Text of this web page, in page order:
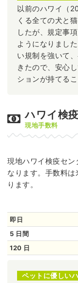
以前のハワイ（
くる全ての犬と
したが、規定事
ようになりまし
い規制を強いて
きたので、安心
ションが持てるこ
ハワイ検
現地手数料
現地ハワイ検疫セン
なります。手数料
ります。
即日
5 日間
120 日
ペットに優しい